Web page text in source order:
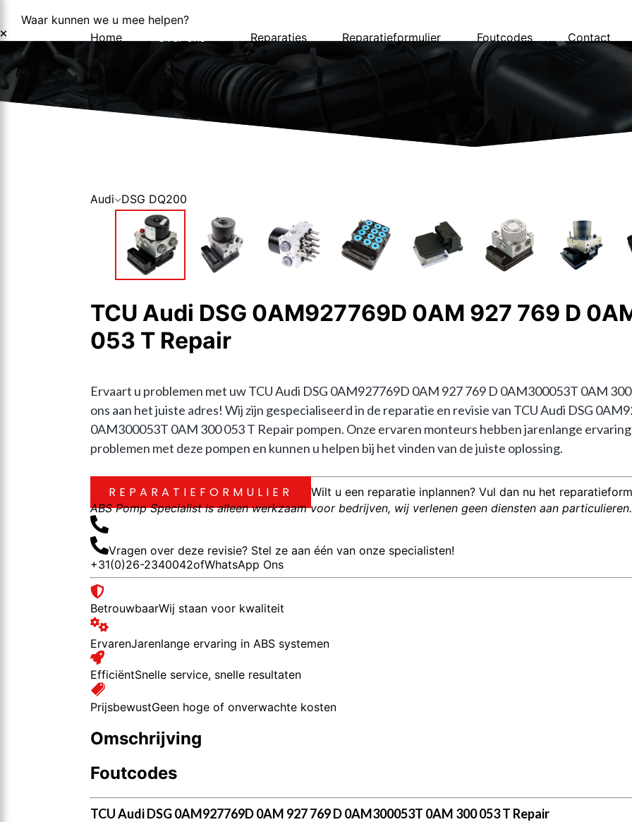
Waar kunnen we u mee helpen?
Home
Reparaties Reparatieformulier Foutcodes Contact
Audi DSG DQ200
TCU Audi DSG 0AM927769D 0AM 927 769 D
053 T Repair
Ervaart u problemen met uw TCU Audi DSG 0AM927769D 0AM 927 769 D 0AM300053T 0AM
ons aan het juiste adres! Wij zijn gespecialiseerd in de reparatie en revisie van TCU Audi DSG
0AM300053T 0AM 300 053 T Repair pompen. Onze ervaren monteurs hebben jarenlange
problemen met deze pompen en kunnen u helpen bij het vinden van de juiste oplossing.
REPARATIEFORMULIER
Wilt u een reparatie inplannen? Vul dan nu het
ABS Pomp Specialist is alleen werkzaam voor bedrijven, wij verlenen geen diensten aan particulieren.
Vragen over deze revisie? Stel ze aan één van onze specialisten!
+31(0)26-2340042ofWhatsApp Ons
BetrouwbaarWij staan voor kwaliteit
ErvarenJarenlange ervaring in ABS systemen
EfficiëntSnelle service, snelle resultaten
PrijsbewustGeen hoge of onverwachte kosten
Omschrijving
Foutcodes
TCU Audi DSG 0AM927769D 0AM 927 769 D 0AM300053T 0AM 300 053 T Repair